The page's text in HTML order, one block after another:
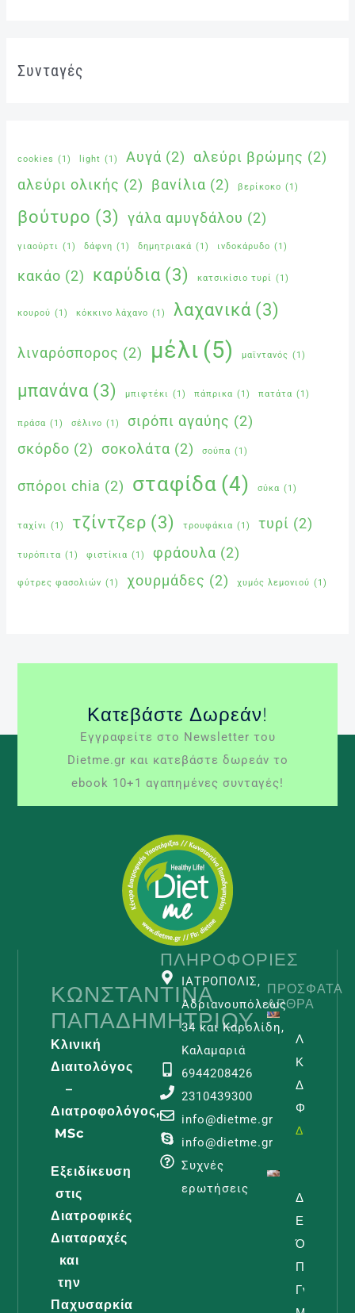
Συνταγές
cookies (1) light (1) Αυγά (2) αλεύρι βρώμης (2)
αλεύρι ολικής (2) βανίλια (2) βερίκοκο (1)
βούτυρο (3) γάλα αμυγδάλου (2)
γιαούρτι (1) δάφνη (1) δημητριακά (1) ινδοκάρυδο (1)
κακάο (2) καρύδια (3) κατσικίσιο τυρί (1)
κουρού (1) κόκκινο λάχανο (1) λαχανικά (3)
λιναρόσπορος (2) μέλι (5) μαϊντανός (1)
μπανάνα (3) μπιφτέκι (1) πάπρικα (1) πατάτα (1)
πράσα (1) σέλινο (1) σιρόπι αγαύης (2)
σκόρδο (2) σοκολάτα (2) σούπα (1)
σπόροι chia (2) σταφίδα (4) σύκα (1)
ταχίνι (1) τζίντζερ (3) τρουφάκια (1) τυρί (2)
τυρόπιτα (1) φιστίκια (1) φράουλα (2)
φύτρες φασολιών (1) χουρμάδες (2) χυμός λεμονιού (1)
Κατεβάστε Δωρεάν!
Εγγραφείτε στο Newsletter του
Dietme.gr και κατεβάστε δωρεάν το
ebook 10+1 αγαπημένες συνταγές!
ΚΩΝΣΤΑΝΤΊΝΑ
ΠΑΠΑΔΗΜΗΤΡΊΟΥ
Κλινική
Διαιτολόγος
–
Διατροφολόγος,
MSc
Εξειδίκευση
στις
Διατροφικές
Διαταραχές
και
την
Παχυσαρκία
ΠΛΗΡΟΦΟΡΊΕΣ
ΙΑΤΡΟΠΟΛΙΣ,
Αδριανουπόλεως
34 και Καρολίδη,
Καλαμαριά
6944208426
2310439300
info@dietme.gr
info@dietme.gr
Συχνές
ερωτήσεις
ΠΡΌΣΦΑΤΑ
ΆΡΘΡΑ
Και
Φροντίδα
Διαβάστε
Διατροφή
Όλα Όσα
Πρέπει
Γνωρίζει